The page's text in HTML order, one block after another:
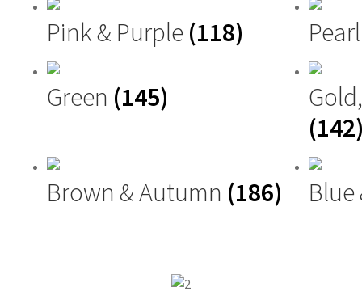
Pink & Purple (118)
Green (145)
Brown & Autumn (186)